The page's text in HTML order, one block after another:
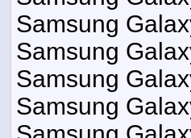
Samsung
Samsung
Samsung
Samsung